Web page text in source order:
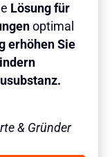
Lösung für
optimal
erhöhen Sie
& Gründer